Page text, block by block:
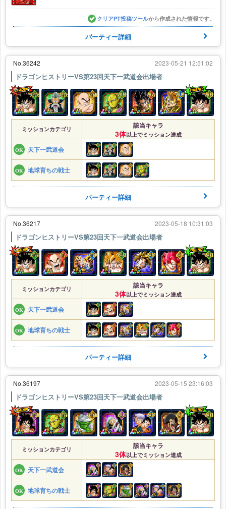
クリアPT投稿ツールから作成された情報です。
パーティー詳細
No.36242 2023-05-21 12:51:02
ドラゴンヒストリーVS第23回天下一武道会出場者
ミッションカテゴリ 該当キャラ
3体以上でミッション達成
天下一武道会
地球育ちの戦士
パーティー詳細
No.36217 2023-05-18 10:31:03
ドラゴンヒストリーVS第23回天下一武道会出場者
ミッションカテゴリ 該当キャラ
3体以上でミッション達成
天下一武道会
地球育ちの戦士
パーティー詳細
No.36197 2023-05-15 23:16:03
ドラゴンヒストリーVS第23回天下一武道会出場者
ミッションカテゴリ 該当キャラ
3体以上でミッション達成
天下一武道会
地球育ちの戦士